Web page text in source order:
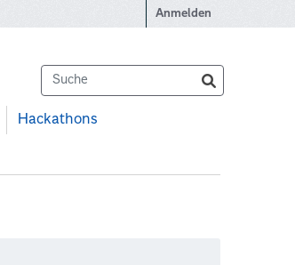
Anmelden
Hackathons